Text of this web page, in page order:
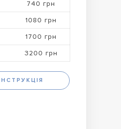
740 грн
1080 грн
1700 грн
3200 грн